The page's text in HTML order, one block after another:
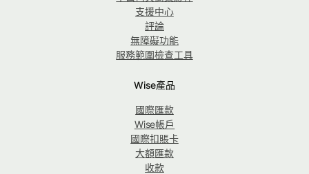
支援中心
評論
無障礙功能
服務範圍檢查工具
Wise產品
國際匯款
Wise帳戶
國際扣賬卡
大額匯款
收款